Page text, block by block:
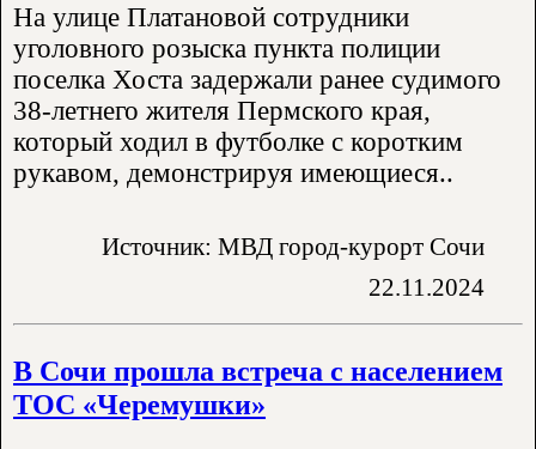
На улице Платановой сотрудники
уголовного розыска пункта полиции
поселка Хоста задержали ранее судимого
38-летнего жителя Пермского края,
который ходил в футболке с коротким
рукавом, демонстрируя имеющиеся..
Источник: МВД город-курорт Сочи
22.11.2024
В Сочи прошла встреча с населением
ТОС «Черемушки»